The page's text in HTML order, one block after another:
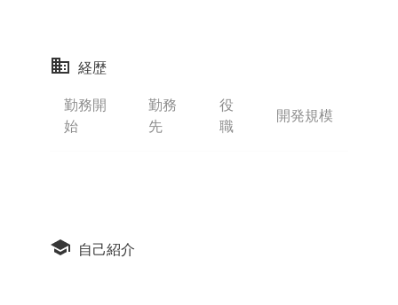
経歴
勤務開
始
勤務
先
役
職
開発規模
自己紹介